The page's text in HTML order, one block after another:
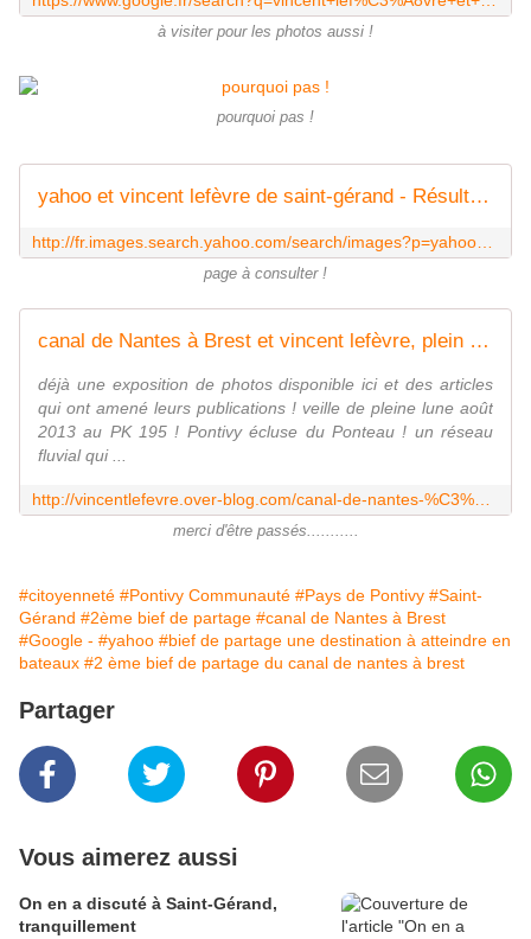
à visiter pour les photos aussi !
pourquoi pas !
yahoo et vincent lefèvre de saint-gérand - Résultats Yahoo! France de la recherche d'images
page à consulter !
canal de Nantes à Brest et vincent lefèvre, plein de photos avec Google...
déjà une exposition de photos disponible ici et des articles
qui ont amené leurs publications ! veille de pleine lune août
2013 au PK 195 ! Pontivy écluse du Ponteau ! un réseau
fluvial qui ...
merci d'être passés...........
#citoyenneté #Pontivy Communauté #Pays de Pontivy #Saint-
Gérand #2ème bief de partage #canal de Nantes à Brest
#Google - #yahoo #bief de partage une destination à atteindre en
bateaux #2 ème bief de partage du canal de nantes à brest
Partager
Vous aimerez aussi
On en a discuté à Saint-Gérand,
tranquillement